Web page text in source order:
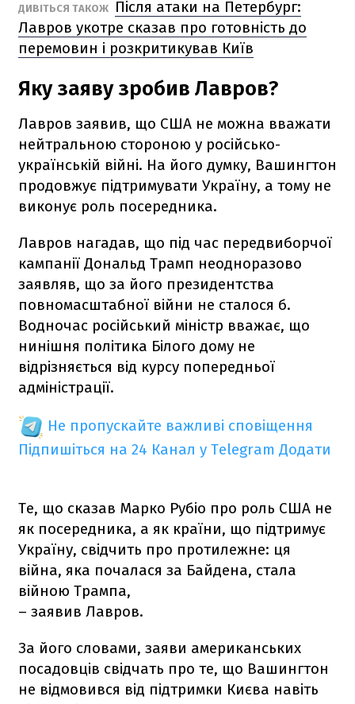
ДИВІТЬСЯ ТАКОЖ
Після атаки на Петербург:
Лавров укотре сказав про готовність до
перемовин і розкритикував Київ
Яку заяву зробив Лавров?
Лавров заявив, що США не можна вважати
нейтральною стороною у російсько-
українській війні. На його думку, Вашингтон
продовжує підтримувати Україну, а тому не
виконує роль посередника.
Лавров нагадав, що під час передвиборчої
кампанії Дональд Трамп неодноразово
заявляв, що за його президентства
повномасштабної війни не сталося б.
Водночас російський міністр вважає, що
нинішня політика Білого дому не
відрізняється від курсу попередньої
адміністрації.
Не пропускайте важливі сповіщення
Підпишіться на 24 Канал у Telegram Додати
Те, що сказав Марко Рубіо про роль США не
як посередника, а як країни, що підтримує
Україну, свідчить про протилежне: ця
війна, яка почалася за Байдена, стала
війною Трампа,
– заявив Лавров.
За його словами, заяви американських
посадовців свідчать про те, що Вашингтон
не відмовився від підтримки Києва навіть